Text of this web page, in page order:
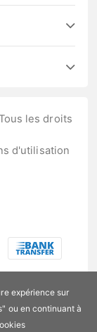
les droits
d'utilisation
expérience sur
ou en continuant à